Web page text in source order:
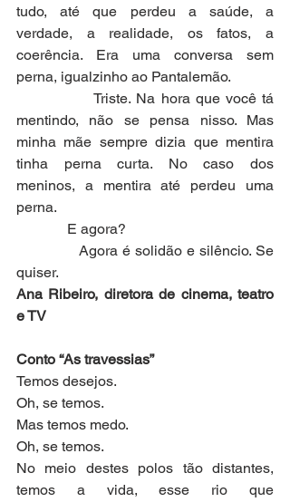
tudo, até que perdeu a saúde, a
verdade, a realidade, os fatos, a
coerência. Era uma conversa sem
perna, igualzinho ao Pantalemão.
Triste. Na hora que você tá
mentindo, não se pensa nisso. Mas
minha mãe sempre dizia que mentira
tinha perna curta. No caso dos
meninos, a mentira até perdeu uma
perna.
E agora?
Agora é solidão e silêncio. Se
quiser.
Ana Ribeiro, diretora de cinema, teatro
e TV
Conto “As travessias”
Temos desejos.
Oh, se temos.
Mas temos medo.
Oh, se temos.
No meio destes polos tão distantes,
temos a vida, esse rio que